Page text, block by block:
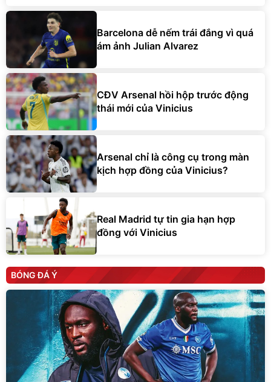
Barcelona dễ nếm trái đắng vì quá
ám ảnh Julian Alvarez
CĐV Arsenal hồi hộp trước động
thái mới của Vinicius
Arsenal chỉ là công cụ trong màn
kịch hợp đồng của Vinicius?
Real Madrid tự tin gia hạn hợp
đồng với Vinicius
BÓNG ĐÁ Ý